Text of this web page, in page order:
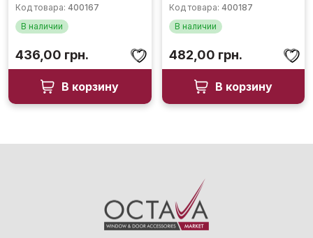
Код товара: 400167
В наличии
436,00 грн.
В корзину
Код товара: 400187
В наличии
482,00 грн.
В корзину